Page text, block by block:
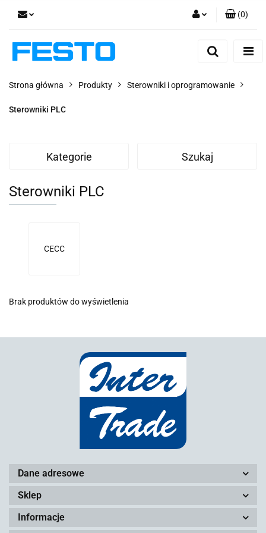
Dodaj zgłoszenie
(0)
Strona główna Produkty Sterowniki i oprogramowanie
Sterowniki PLC
Kategorie Szukaj
Sterowniki PLC
CECC
Brak produktów do wyświetlenia
Dane adresowe
Sklep
Informacje